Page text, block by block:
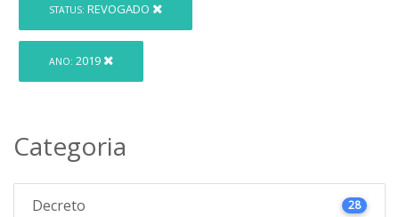
STATUS: REVOGADO
ANO: 2019
Categoria
Decreto 28